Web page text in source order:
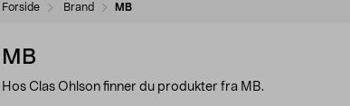
Forside Brand MB
MB
Hos Clas Ohlson finner du produkter fra MB.